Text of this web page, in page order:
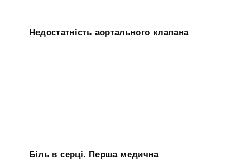
Недостатність аортального клапана
Біль в серці. Перша медична